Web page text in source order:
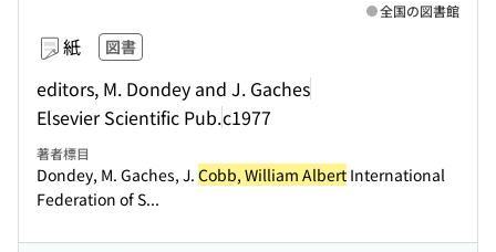
紙 図書
editors, M. Dondey and J. Gaches
Elsevier Scientific Pub.c1977
全国の図書館
著者標目
Dondey, M. Gaches, J. Cobb, William Albert International
Federation of S...